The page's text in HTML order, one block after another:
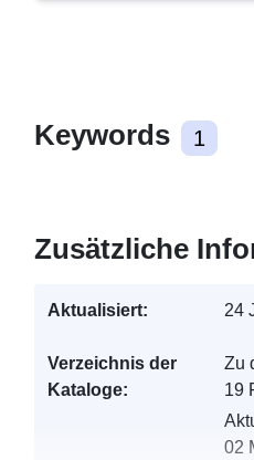
Keywords 1
Zusätzliche
Aktualisiert: 24
Verzeichnis der
Kataloge:
Zu
19
02